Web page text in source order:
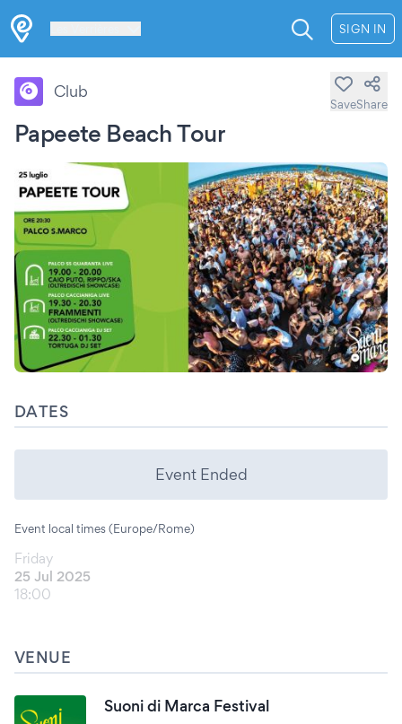
SIGN IN
Papeete Beach Tour
Club
SaveShare
DATES
Event Ended
Event local times (Europe/Rome)
Friday
25 Jul 2025
18:00
VENUE
Suoni di Marca Festival